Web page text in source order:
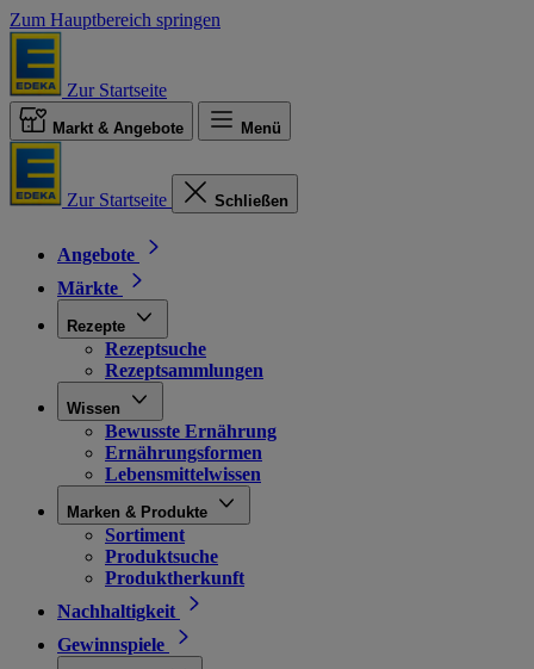
Zum Hauptbereich springen
Zur Startseite
Markt & Angebote Menü
Zur Startseite Schließen
Angebote
Märkte
Rezepte
Rezeptsuche
Rezeptsammlungen
Wissen
Bewusste Ernährung
Ernährungsformen
Lebensmittelwissen
Marken & Produkte
Sortiment
Produktsuche
Produktherkunft
Nachhaltigkeit
Gewinnspiele